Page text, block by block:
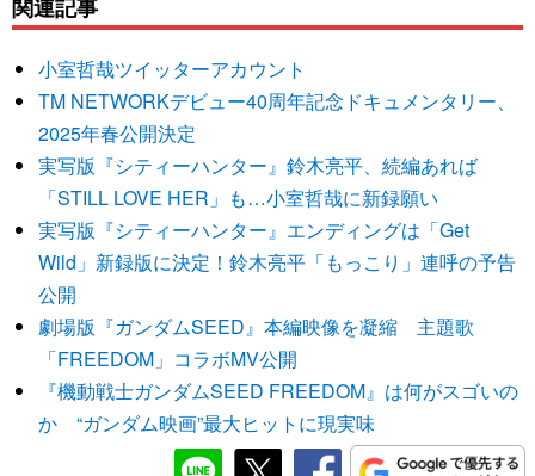
関連記事
小室哲哉ツイッターアカウント
TM NETWORKデビュー40周年記念ドキュメンタリー、
2025年春公開決定
実写版『シティーハンター』鈴木亮平、続編あれば
「STILL LOVE HER」も…小室哲哉に新録願い
実写版『シティーハンター』エンディングは「Get
Wild」新録版に決定！鈴木亮平「もっこり」連呼の予告
公開
劇場版『ガンダムSEED』本編映像を凝縮 主題歌
「FREEDOM」コラボMV公開
『機動戦士ガンダムSEED FREEDOM』は何がスゴいの
か “ガンダム映画”最大ヒットに現実味